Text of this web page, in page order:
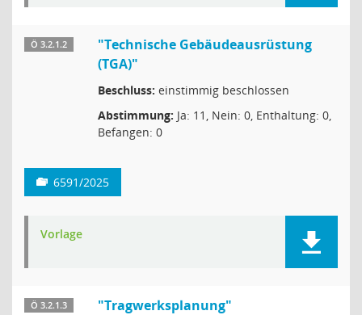
Ö 3.2.1.2
"Technische Gebäudeausrüstung
(TGA)"
Beschluss: einstimmig beschlossen
Abstimmung: Ja: 11, Nein: 0, Enthaltung: 0,
Befangen: 0
6591/2025
Vorlage
Ö 3.2.1.3 "Tragwerksplanung"